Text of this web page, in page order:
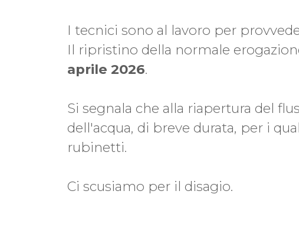
I tecnici sono al lavoro per
Il ripristino della normale
aprile 2026.
Si segnala che alla riapertura del
dell'acqua, di breve durata, per i
rubinetti.
Ci scusiamo per il disagio.